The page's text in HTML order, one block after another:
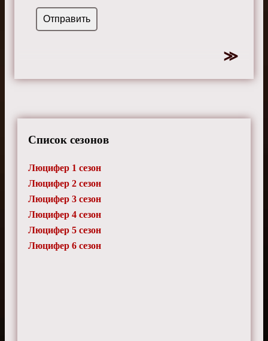
Список сезонов
Люцифер 1 сезон
Люцифер 2 сезон
Люцифер 3 сезон
Люцифер 4 сезон
Люцифер 5 сезон
Люцифер 6 сезон